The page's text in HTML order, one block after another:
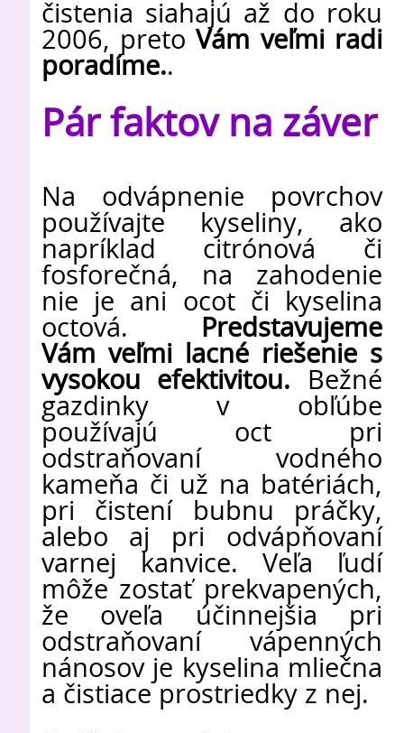
čistenia siahajú až do roku
2006, preto Vám veľmi radi
poradíme..
Pár faktov na záver
Na odvápnenie povrchov
používajte kyseliny, ako
napríklad citrónová či
fosforečná, na zahodenie
nie je ani ocot či kyselina
octová.
Predstavujeme
Vám veľmi lacné riešenie s
vysokou efektivitou. Bežné
gazdinky v obľúbe
používajú oct pri
odstraňovaní vodného
kameňa či už na batériách,
pri čistení bubnu práčky,
alebo aj pri odvápňovaní
varnej kanvice. Veľa ľudí
môže zostať prekvapených,
že oveľa účinnejšia pri
odstraňovaní vápenných
nánosov je kyselina mliečna
a čistiace prostriedky z nej.